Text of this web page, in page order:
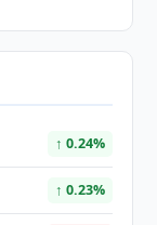
↑ 0.24%
↑ 0.23%